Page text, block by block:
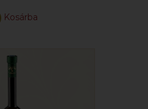
Kosárba